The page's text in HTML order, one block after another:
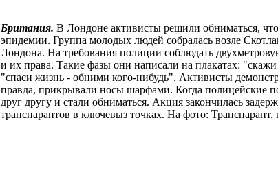
Британия. В Лондоне активисты решили обниматься,
эпидемии. Группа молодых людей собралась возле
Лондона. На требования полиции соблюдать
и их права. Такие фазы они написали на плакатах:
"спаси жизнь - обними кого-нибудь". Активисты
правда, прикрывали носы шарфами. Когда полицейские
друг другу и стали обниматься. Акция закончилась
транспарантов в ключевыз точках. На фото: